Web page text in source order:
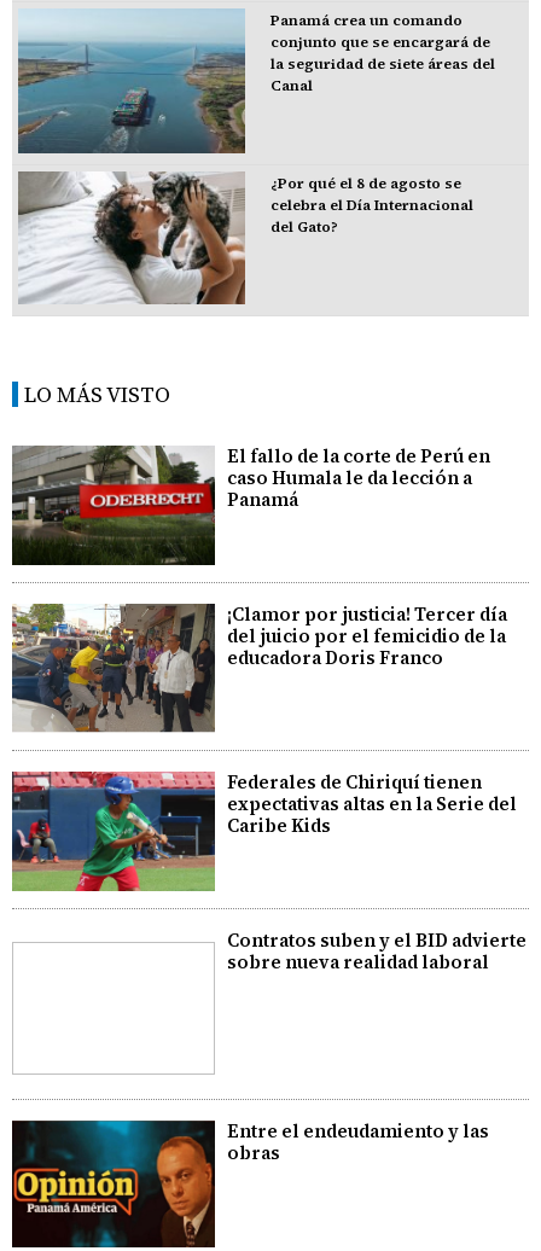
Panamá crea un comando
conjunto que se encargará de
la seguridad de siete áreas del
Canal
¿Por qué el 8 de agosto se
celebra el Día Internacional
del Gato?
LO MÁS VISTO
El fallo de la corte de Perú en
caso Humala le da lección a
Panamá
¡Clamor por justicia! Tercer día
del juicio por el femicidio de la
educadora Doris Franco
Federales de Chiriquí tienen
expectativas altas en la Serie del
Caribe Kids
Contratos suben y el BID advierte
sobre nueva realidad laboral
Entre el endeudamiento y las
obras